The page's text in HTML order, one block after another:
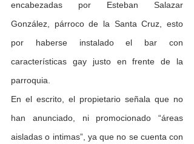
encabezadas por Esteban Salazar
González, párroco de la Santa Cruz, esto
por haberse instalado el bar con
características gay justo en frente de la
parroquia.
En el escrito, el propietario señala que no
han anunciado, ni promocionado “áreas
aisladas o intimas”, ya que no se cuenta con